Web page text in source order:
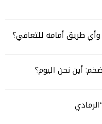
وأي طريق أمامه للتعافي؟
أين نحن اليوم؟